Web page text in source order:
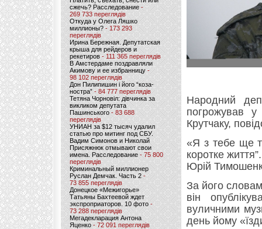
сжечь? Расследование-
269 733 переглядів
Откуда у Олега Ляшко
миллионы? - 173 293
переглядів
Ирина Бережная. Депутатская
крыша для рейдеров и
рекетиров - 111 365 переглядів
В Амстердаме поздравляли
Акимову и ее избранницу -
98 102 переглядів
Дон Пилипишин і його “коза-
ностра” - 84 777 переглядів
Тетяна Чорновіл: дівчинка за
викликом депутата
Пашинського- 83 688
переглядів
УНИАН за $12 тысяч удалил
статью про митинг под СБУ.
Вадим Симонов и Николай
Присяжнюк отмывают свои
имена. Расследование - 75 800
переглядів
Криминальный миллионер
Руслан Демчак. Часть 2-
73 855 переглядів
Донецкое «Межигорье»
Татьяны Бахтеевой ждет
экспроприаторов. 10 фото -
73 288 переглядів
Мегадекларация Антона
Яценко - 72 091 переглядів
Народний
погрожував
Крутчаку,
«Я з тебе ще
коротке
Юрій
За його
він
вуличними
день йому